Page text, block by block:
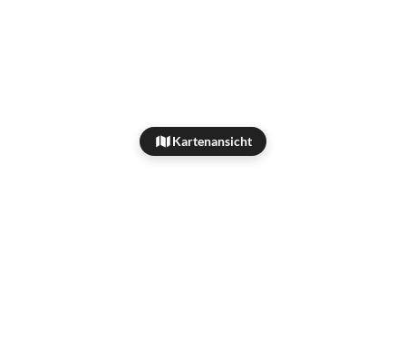
Kartenansicht